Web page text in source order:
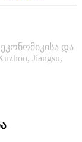
და
Jiangsu,